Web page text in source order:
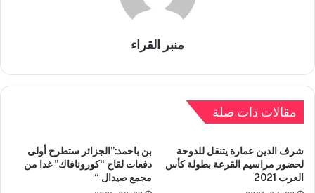
منبر القراء
مقالات ذات صلة
شرف الدين عمارة يتنقل للدوحة
لحضور مراسيم القرعة بطولة كأس
العرب 2021
بن باحمد:”الجزائر ستطرح أولى
دفعات لقاح “كورونافاك” غدا من
مجمع صيدال “